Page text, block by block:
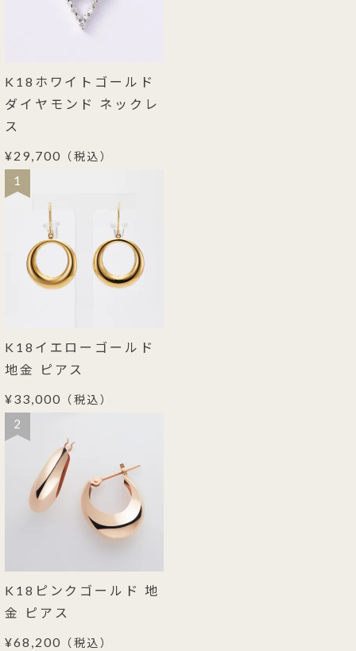
K18ホワイトゴールド
ダイヤモンド ネックレ
ス
¥29,700 （税込）
1
K18イエローゴールド
地金 ピアス
¥33,000 （税込）
2
K18ピンクゴールド 地
金 ピアス
¥68,200 （税込）